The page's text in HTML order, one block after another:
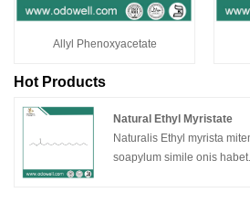
Allyl Phenoxyacetate
Hot Products
Natural Ethyl Myristate
Naturalis Ethyl myrista
soapylum simile onis habet.